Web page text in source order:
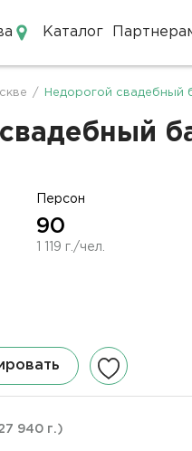
Каталог
/ Недорогой свадебный
Персон
90
1 119 г./чел.
940 г.)